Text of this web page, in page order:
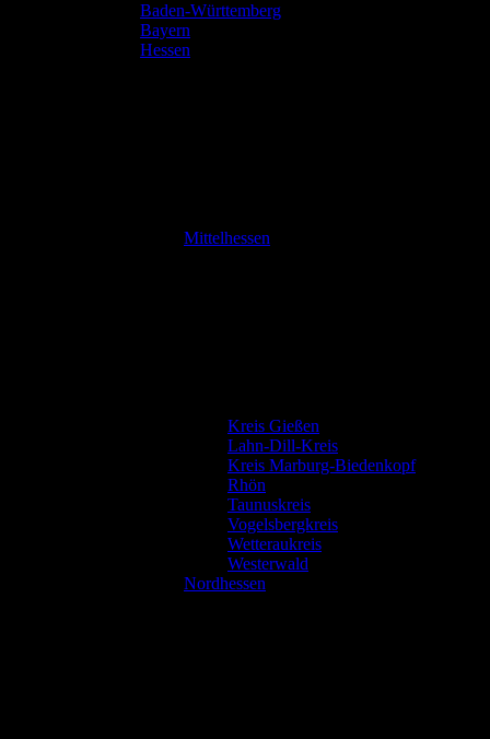
Baden-Württemberg
Bayern
Hessen
Mittelhessen
Kreis Gießen
Lahn-Dill-Kreis
Kreis Marburg-Biedenkopf
Rhön
Taunuskreis
Vogelsbergkreis
Wetteraukreis
Westerwald
Nordhessen